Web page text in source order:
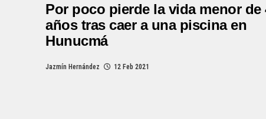
Por poco pierde la vida menor de
años tras caer a una piscina en
Hunucmá
Jazmín Hernández 12 Feb 2021